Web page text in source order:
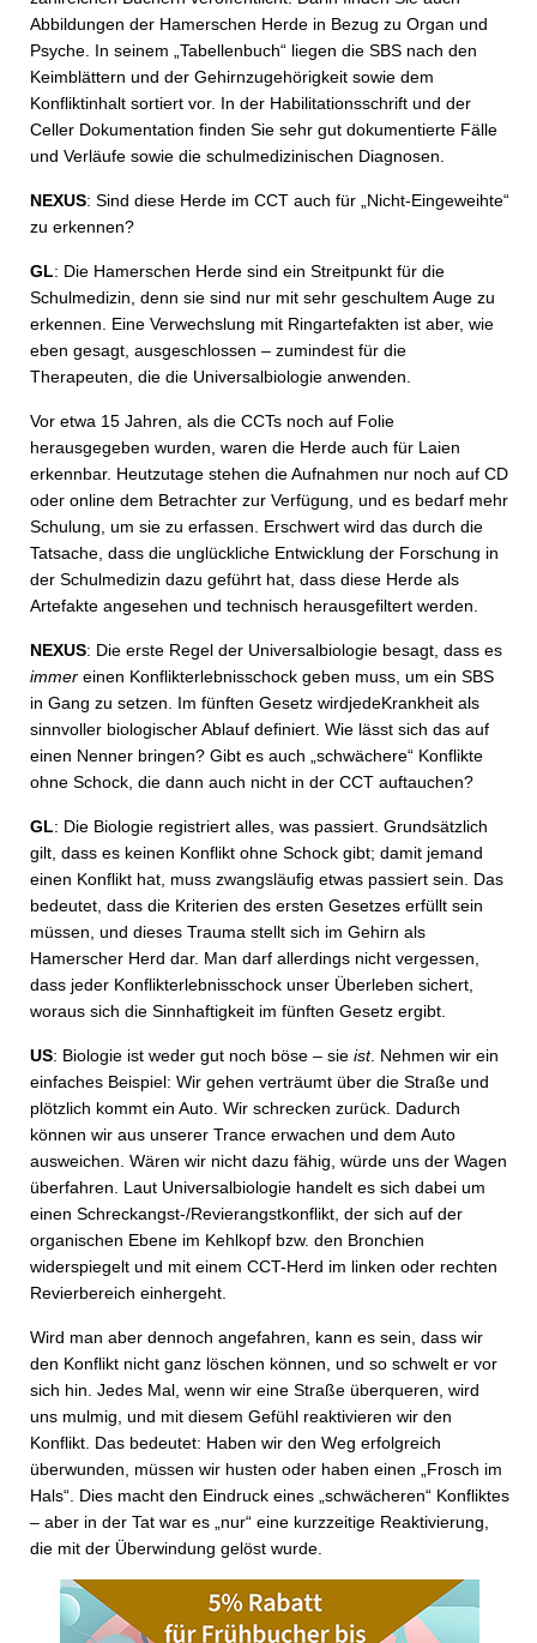
Abbildungen der Hamerschen Herde in Bezug zu Organ und
Psyche. In seinem „Tabellenbuch“ liegen die SBS nach den
Keimblättern und der Gehirnzugehörigkeit sowie dem
Konfliktinhalt sortiert vor. In der Habilitationsschrift und der
Celler Dokumentation finden Sie sehr gut dokumentierte Fälle
und Verläufe sowie die schulmedizinischen Diagnosen.
NEXUS: Sind diese Herde im CCT auch für „Nicht-Eingeweihte“
zu erkennen?
GL: Die Hamerschen Herde sind ein Streitpunkt für die
Schulmedizin, denn sie sind nur mit sehr geschultem Auge zu
erkennen. Eine Verwechslung mit Ringartefakten ist aber, wie
eben gesagt, ausgeschlossen – zumindest für die
Therapeuten, die die Universalbiologie anwenden.
Vor etwa 15 Jahren, als die CCTs noch auf Folie
herausgegeben wurden, waren die Herde auch für Laien
erkennbar. Heutzutage stehen die Aufnahmen nur noch auf CD
oder online dem Betrachter zur Verfügung, und es bedarf mehr
Schulung, um sie zu erfassen. Erschwert wird das durch die
Tatsache, dass die unglückliche Entwicklung der Forschung in
der Schulmedizin dazu geführt hat, dass diese Herde als
Artefakte angesehen und technisch herausgefiltert werden.
NEXUS: Die erste Regel der Universalbiologie besagt, dass es
immer einen Konflikterlebnisschock geben muss, um ein SBS
in Gang zu setzen. Im fünften Gesetz wirdjedeKrankheit als
sinnvoller biologischer Ablauf definiert. Wie lässt sich das auf
einen Nenner bringen? Gibt es auch „schwächere“ Konflikte
ohne Schock, die dann auch nicht in der CCT auftauchen?
GL: Die Biologie registriert alles, was passiert. Grundsätzlich
gilt, dass es keinen Konflikt ohne Schock gibt; damit jemand
einen Konflikt hat, muss zwangsläufig etwas passiert sein. Das
bedeutet, dass die Kriterien des ersten Gesetzes erfüllt sein
müssen, und dieses Trauma stellt sich im Gehirn als
Hamerscher Herd dar. Man darf allerdings nicht vergessen,
dass jeder Konflikterlebnisschock unser Überleben sichert,
woraus sich die Sinnhaftigkeit im fünften Gesetz ergibt.
US: Biologie ist weder gut noch böse – sie ist. Nehmen wir ein
einfaches Beispiel: Wir gehen verträumt über die Straße und
plötzlich kommt ein Auto. Wir schrecken zurück. Dadurch
können wir aus unserer Trance erwachen und dem Auto
ausweichen. Wären wir nicht dazu fähig, würde uns der Wagen
überfahren. Laut Universalbiologie handelt es sich dabei um
einen Schreckangst-/Revierangstkonflikt, der sich auf der
organischen Ebene im Kehlkopf bzw. den Bronchien
widerspiegelt und mit einem CCT-Herd im linken oder rechten
Revierbereich einhergeht.
Wird man aber dennoch angefahren, kann es sein, dass wir
den Konflikt nicht ganz löschen können, und so schwelt er vor
sich hin. Jedes Mal, wenn wir eine Straße überqueren, wird
uns mulmig, und mit diesem Gefühl reaktivieren wir den
Konflikt. Das bedeutet: Haben wir den Weg erfolgreich
überwunden, müssen wir husten oder haben einen „Frosch im
Hals“. Dies macht den Eindruck eines „schwächeren“ Konfliktes
– aber in der Tat war es „nur“ eine kurzzeitige Reaktivierung,
die mit der Überwindung gelöst wurde.